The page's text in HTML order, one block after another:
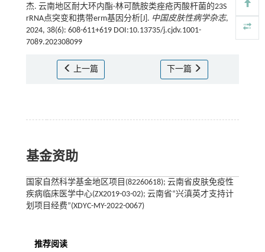
杰. 云南地区耐大环内酯-林可酰胺类痤疮丙酸杆菌的23S
rRNA点突变和携带erm基因分析[J]. 中国皮肤性病学杂志,
2024, 38(6): 608-611+619 DOI:10.13735/j.cjdv.1001-
7089.202308099
上一篇 下一篇
基金资助
国家自然科学基金地区项目(82260618); 云南省皮肤免疫性
疾病临床医学中心(ZX2019-03-02); 云南省“兴滇英才支持计
划项目经费”(XDYC-MY-2022-0067)